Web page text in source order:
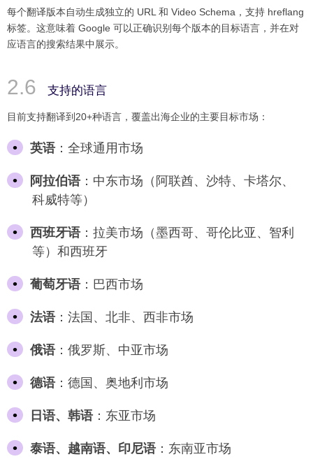
每个翻译版本自动生成独立的 URL 和 Video Schema，支持 hreflang
标签。这意味着 Google 可以正确识别每个版本的目标语言，并在对
应语言的搜索结果中展示。
支持的语言
目前支持翻译到20+种语言，覆盖出海企业的主要目标市场：
英语：全球通用市场
阿拉伯语：中东市场（阿联酋、沙特、卡塔尔、
科威特等）
西班牙语：拉美市场（墨西哥、哥伦比亚、智利
等）和西班牙
葡萄牙语：巴西市场
法语：法国、北非、西非市场
俄语：俄罗斯、中亚市场
德语：德国、奥地利市场
日语、韩语：东亚市场
泰语、越南语、印尼语：东南亚市场